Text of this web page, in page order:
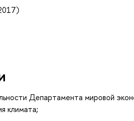
Департамента мировой
климата;